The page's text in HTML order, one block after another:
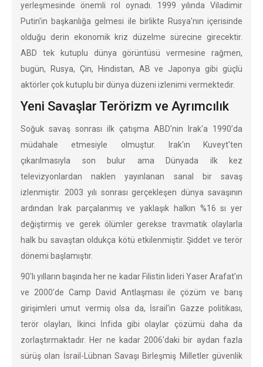
yerleşmesinde önemli rol oynadı. 1999 yılında Viladimir
Putin'in başkanlığa gelmesi ile birlikte Rusya'nın içerisinde
olduğu derin ekonomik kriz düzelme sürecine girecektir.
ABD tek kutuplu dünya görüntüsü vermesine rağmen,
bugün, Rusya, Çin, Hindistan, AB ve Japonya gibi güçlü
aktörler çok kutuplu bir dünya düzeni izlenimi vermektedir.
Yeni Savaşlar Terörizm ve Ayrımcılık
Soğuk savaş sonrası ilk çatışma ABD'nin Irak'a 1990’da
müdahale etmesiyle olmuştur. Irak'ın Kuveyt'ten
çıkarılmasıyla son bulur ama Dünyada ilk kez
televizyonlardan naklen yayınlanan sanal bir savaş
izlenmiştir. 2003 yılı sonrası gerçekleşen dünya savaşının
ardından Irak parçalanmış ve yaklaşık halkın %16 sı yer
değiştirmiş ve gerek ölümler gerekse travmatik olaylarla
halk bu savaştan oldukça kötü etkilenmiştir. Şiddet ve terör
dönemi başlamıştır.
90'lı yılların başında her ne kadar Filistin lideri Yaser Arafat’ın
ve 2000'de Camp David Antlaşması ile çözüm ve barış
girişimleri umut vermiş olsa da, İsrail'in Gazze politikası,
terör olayları, İkinci İnfida gibi olaylar çözümü daha da
zorlaştırmaktadır. Her ne kadar 2006'daki bir aydan fazla
sürüş olan İsrail-Lübnan Savaşı Birleşmiş Milletler güvenlik